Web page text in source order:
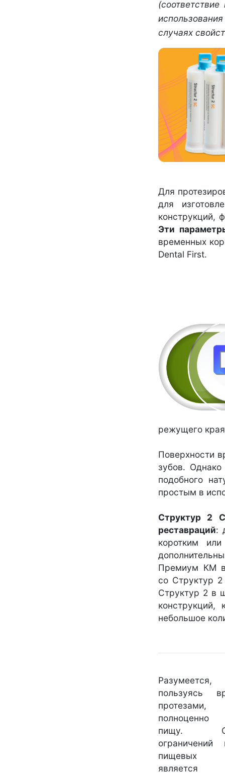
случаях
Для
для
конструкций,
Эти
временных
Dental First.
режущего
Поверхности
зубов.
подобного
простым в
Структур 2
реставраций:
коротким
Премиум КМ в
со Структур
Структур 2 в
конструкций,
небольшое
пользуясь
протезами,
полноценно
пищу.
пищевых
является